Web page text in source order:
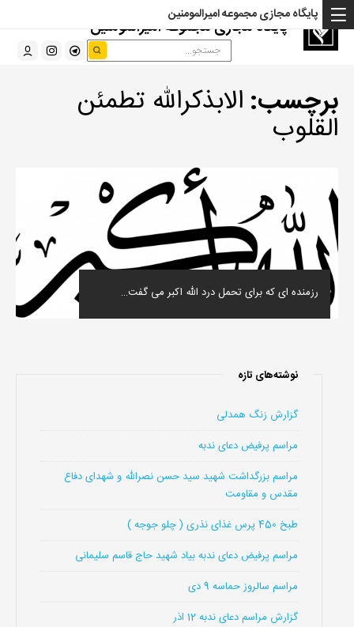
پایگاه مجازی مجموعه امیرالمومنین
پایگاه مجازی مجموعه امیرالمومنین
برچسب: الابذکرالله تطمئن
القلوب
رزمنده ای که برای تحمل درد الله اکبر می گفت…
نوشته‌های تازه
گزارش زنگ همدلی
مراسم پرفیض دعای ندبه
مراسم بزرگداشت شهید سید حسن نصرالله و شهدای دفاع
مقدس و مقاومت
طبخ 450 پرس غذای نذری ( چلو جوجه )
مراسم پرفیض دعای ندبه بیاد شهید حاج قاسم سلیمانی
مراسم سالروز حماسه 9 دی
گزارش مراسم دعای ندبه 12 اذر